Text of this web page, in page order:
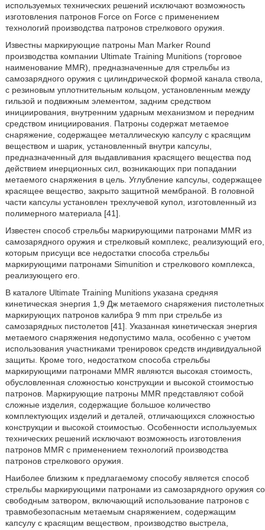
используемых технических решений исключают возможность
изготовления патронов Force on Force с применением
технологий производства патронов стрелкового оружия.
Известны маркирующие патроны Man Marker Round
производства компании Ultimate Training Munitions (торговое
наименование MMR), предназначенные для стрельбы из
самозарядного оружия с цилиндрической формой канала ствола,
с резиновым уплотнительным кольцом, установленным между
гильзой и подвижным элементом, задним средством
инициирования, внутренним ударным механизмом и передним
средством инициирования. Патроны содержат метаемое
снаряжение, содержащее металлическую капсулу с красящим
веществом и шарик, установленный внутри капсулы,
предназначенный для выдавливания красящего вещества под
действием инерционных сил, возникающих при попадании
метаемого снаряжения в цель. Углубление капсулы, содержащее
красящее вещество, закрыто защитной мембраной. В головной
части капсулы установлен трехлучевой купол, изготовленный из
полимерного материала [41].
Известен способ стрельбы маркирующими патронами MMR из
самозарядного оружия и стрелковый комплекс, реализующий его,
которым присущи все недостатки способа стрельбы
маркирующими патронами Simunition и стрелкового комплекса,
реализующего его.
В каталоге Ultimate Training Munitions указана средняя
кинетическая энергия 1,9 Дж метаемого снаряжения пистолетных
маркирующих патронов калибра 9 mm при стрельбе из
самозарядных пистолетов [41]. Указанная кинетическая энергия
метаемого снаряжения недопустимо мала, особенно с учетом
использования участниками тренировок средств индивидуальной
защиты. Кроме того, недостатком способа стрельбы
маркирующими патронами MMR являются высокая стоимость,
обусловленная сложностью конструкции и высокой стоимостью
патронов. Маркирующие патроны MMR представляют собой
сложные изделия, содержащие большое количество
комплектующих изделий и деталей, отличающихся сложностью
конструкции и высокой стоимостью. Особенности используемых
технических решений исключают возможность изготовления
патронов MMR с применением технологий производства
патронов стрелкового оружия.
Наиболее близким к предлагаемому способу является способ
стрельбы маркирующими патронами из самозарядного оружия со
свободным затвором, включающий использование патронов с
травмобезопасным метаемым снаряжением, содержащим
капсулу с красящим веществом, производство выстрела,